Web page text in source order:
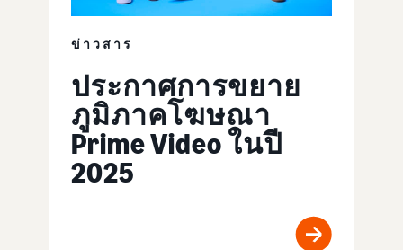
ข่าวสาร
ประกาศการขยาย
ภูมิภาคโฆษณา
Prime Video ในปี
2025